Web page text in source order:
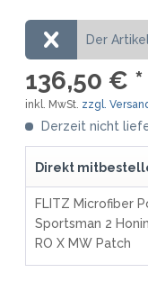
Der
136,50 € *
inkl. MwSt. zzgl.
Derzeit nicht
Direkt
FLITZ Microfiber
Sportsman 2
RO X MW Patch